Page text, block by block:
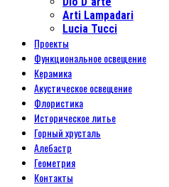
Arti Lampadari
Lucia Tucci
Проекты
Функциональное освещение
Керамика
Акустическое освещение
Флористика
Историческое литье
Горный хрусталь
Алебастр
Геометрия
Контакты